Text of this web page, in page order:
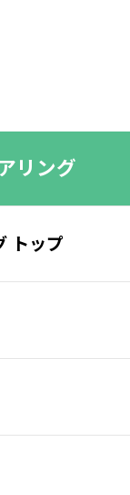
リング
トップ